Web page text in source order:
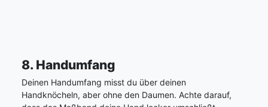
8. Handumfang
Deinen Handumfang misst du über deinen
Handknöcheln, aber ohne den Daumen. Achte darauf,